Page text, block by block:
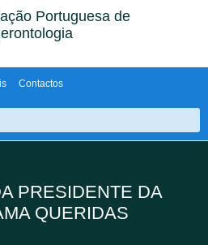
Portuguesa de
Contactos
PRESIDENTE DA
QUERIDAS